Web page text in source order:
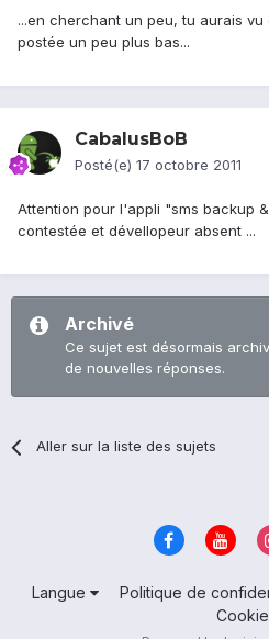
...en cherchant un peu, tu aurais
postée un peu plus bas...
CabalusBoB
Posté(e) 17 octobre 2011
Attention pour l'appli "sms backup
contestée et dévellopeur absent ...
Archivé
Ce sujet est désormais
de nouvelles réponses.
Aller sur la liste des sujets
Langue Politique de